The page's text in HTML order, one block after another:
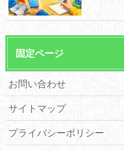
固定ページ
お問い合わせ
サイトマップ
プライバシーポリシー